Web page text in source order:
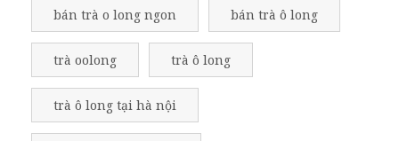
bán trà o long ngon bán trà ô long
trà oolong trà ô long
trà ô long tại hà nội